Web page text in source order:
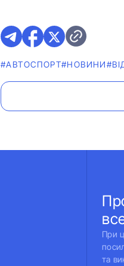
#АВТОСПОРТ#НОВИНИ
При
та